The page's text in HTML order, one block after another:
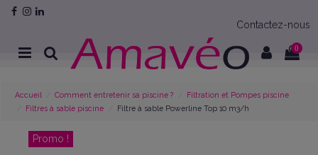
Contactez-nous
0
Accueil Comment entretenir sa piscine ?
Filtration et Pompes piscine
Filtres à sable piscine
Filtre à sable Powerline Top 10 m3/h
Promo !